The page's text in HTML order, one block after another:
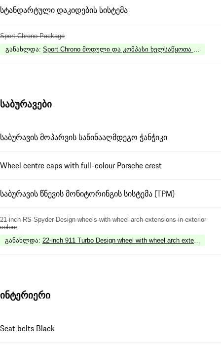
სტანდარტული დაკიდების სისტემა
Sport Chrono Package
განახლდა: Sport Chrono მოდული და კომპასი ხელსაწყოთა პანელზე
საბურავები
საბურავის მოპარვის საწინააღმდეგო ჭანჭიკი
Wheel centre caps with full-colour Porsche crest
საბურავის წნევის მონიტორინგის სისტემა (TPM)
21-inch RS Spyder Design wheels with wheel arch extensions in exterior
colour
განახლდა: 22-inch 911 Turbo Design wheel with wheel arch extensions
ინტერიერი
Seat belts Black